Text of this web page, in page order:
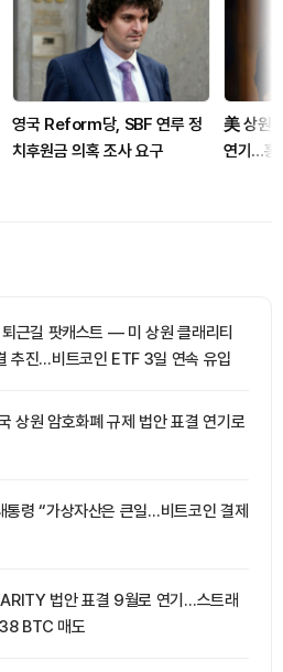
영국 Reform당, SBF 연루 정
치후원금 의혹 조사 요구
美 상원,
연기…홍
근길 팟캐스트 — 미 상원 클래리티
추진…비트코인 ETF 3일 연속 유입
상원 암호화폐 규제 법안 표결 연기로
통령 “가상자산은 큰일…비트코인 결제
법안 표결 9월로 연기…스트래
BTC 매도